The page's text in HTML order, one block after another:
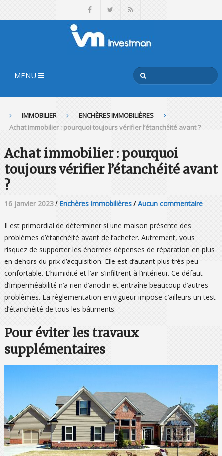
MENU
IMMOBILIER
ENCHÈRES IMMOBILIÈRES
Achat immobilier : pourquoi toujours vérifier l’étanchéité avant ?
Achat immobilier : pourquoi
toujours vérifier l’étanchéité avant
?
16 janvier 2023/ Enchères immobilières/ Aucun commentaire
Il est primordial de déterminer si une maison présente des
problèmes d’étanchéité avant de l’acheter. Autrement, vous
risquez de supporter les énormes dépenses de réparation en plus
en dehors du prix d’acquisition. Elle est d’autant plus très peu
confortable. L’humidité et l’air s’infiltrent à l’intérieur. Ce défaut
d’imperméabilité n’a rien d’anodin et entraîne beaucoup d’autres
problèmes. La réglementation en vigueur impose d’ailleurs un test
d’étanchéité de tous les bâtiments.
Pour éviter les travaux
supplémentaires